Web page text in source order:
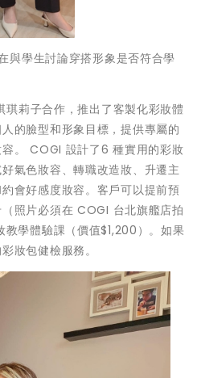
與學生討論穿搭形象是否符合學
莉子合作，推出了客製化彩妝體
的臉型和形象目標，提供專屬的
。 COGI 設計了6 種實用的彩妝
氣色妝容、轉職改造妝、升遷主
會好感度妝容。客戶可以提前預
照片必須在 COGI 台北旗艦店拍
教學體驗課（價值$1,200）。如果
妝包健檢服務。